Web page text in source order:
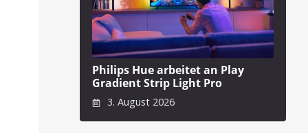
Philips Hue arbeitet an Play
Gradient Strip Light Pro
3. August 2026